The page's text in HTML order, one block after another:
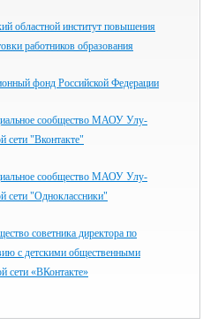
областной институт повышения
работников образования
фонд Российской Федерации
сообщество МАОУ Улу-
"Вконтакте"
сообщество МАОУ Улу-
"Одноклассники"
советника директора по
с детскими общественными
сети «ВКонтакте»